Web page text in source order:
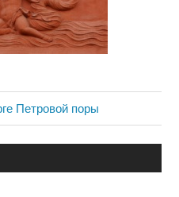
Петровой поры